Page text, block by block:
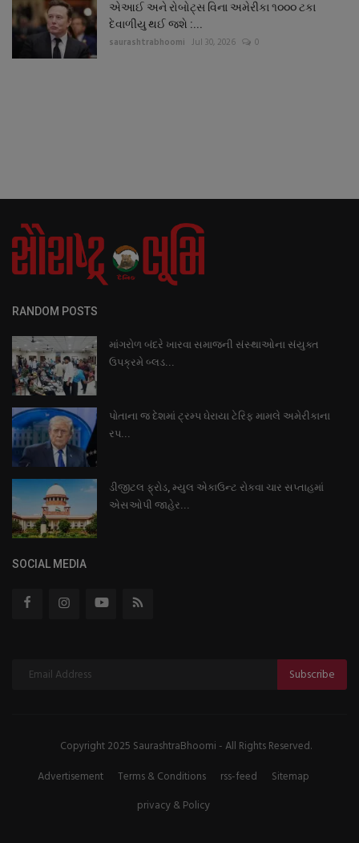
એઆઈ અને રોબોટ્સ વિના અમેરીકા ૧૦૦૦ ટકા
દેવાળીયુ થઈ જશે :...
saurashtrabhoomi Jul 30, 2026 0
RANDOM POSTS
માંગરોળ બંદરે ખારવા સમાજની સંસ્થાઓના સંયુક્ત
ઉપક્રમે બ્લડ...
પોતાના જ દેશમાં ટ્રમ્પ ઘેરાયા ટેરિફ મામલે અમેરીકાના
રપ...
ડીજીટલ ફ્રોડ, મ્યુલ એકાઉન્ટ રોકવા ચાર સપ્તાહમાં
એસઓપી જાહેર...
SOCIAL MEDIA
Subscribe
Copyright 2025 SaurashtraBhoomi - All Rights Reserved.
Advertisement
Terms & Conditions rss-feed
Sitemap
privacy & Policy